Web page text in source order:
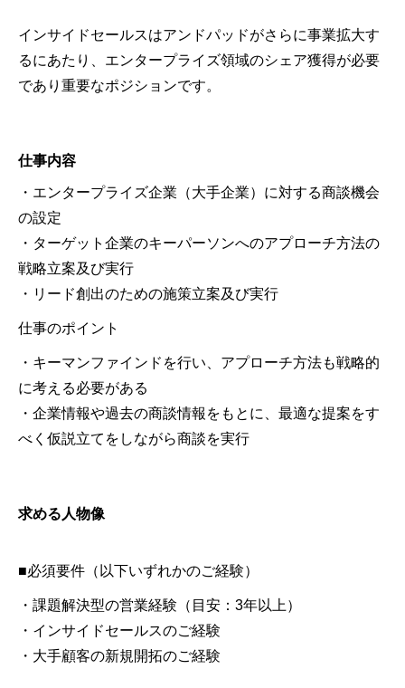
インサイドセールスはアンドパッドがさらに事業拡大す
るにあたり、エンタープライズ領域のシェア獲得が必要
であり重要なポジションです。
仕事内容
・エンタープライズ企業（大手企業）に対する商談機会
の設定
・ターゲット企業のキーパーソンへのアプローチ方法の
戦略立案及び実行
・リード創出のための施策立案及び実行
仕事のポイント
・キーマンファインドを行い、アプローチ方法も戦略的
に考える必要がある
・企業情報や過去の商談情報をもとに、最適な提案をす
べく仮説立てをしながら商談を実行
求める人物像
■必須要件（以下いずれかのご経験）
・課題解決型の営業経験（目安：3年以上）
・インサイドセールスのご経験
・大手顧客の新規開拓のご経験